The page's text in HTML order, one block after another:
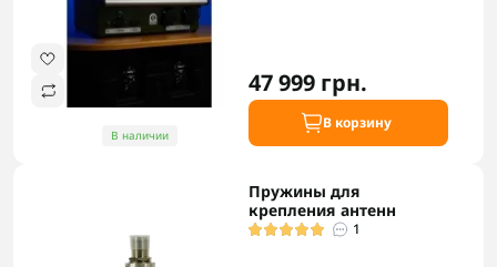
В наличии
47 999 грн.
В корзину
Пружины для
крепления антенн
1